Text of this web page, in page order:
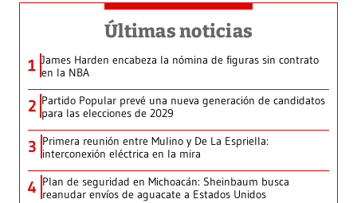
Últimas noticias
1 James Harden encabeza la nómina de figuras sin contrato
en la NBA
2 Partido Popular prevé una nueva generación de candidatos
para las elecciones de 2029
3 Primera reunión entre Mulino y De La Espriella:
interconexión eléctrica en la mira
4 Plan de seguridad en Michoacán: Sheinbaum busca
reanudar envíos de aguacate a Estados Unidos